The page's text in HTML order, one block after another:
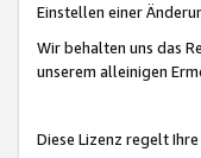
Einstellen einer
Wir behalten uns das
unserem alleinigen
Diese Lizenz regelt